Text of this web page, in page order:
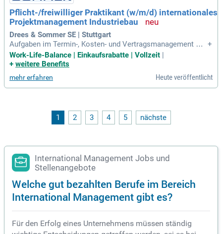
hmensführung und Marktforschung sind essenziell. Vorerfa
hrungen in Unternehmensgründung und Beratung sind ebenf
alls von Vorteil. Informieren Sie sich genau über die erforde
rlichen Qualifikationen, bevor Sie Ihre Bewerbung einreiche
n.
Pflicht-/freiwilliger Praktikant (w/m/d) internationales
Projektmanagement Industriebau
Drees & Sommer SE | Stuttgart
Aufgaben im Termin-, Kosten- und Vertragsmanagement – i
nklusive Pflege von Gesamtterminplänen, Kostenverfolgung,
Rechnungsprüfung und Änderungsmanagement; Mitwirkung
on Anforderungskatalogen und
+
Work-Life-Balance | Einkaufsrabatte | Vollzeit
+ weitere Benefits
mehr erfahren Heute veröffentlicht
1 2 3 4 5 nächste
International Management Jobs und
Stellenangebote
Welche gut bezahlten Berufe im Bereich
International Management gibt es?
Für den Erfolg eines Unternehmens müssen ständig